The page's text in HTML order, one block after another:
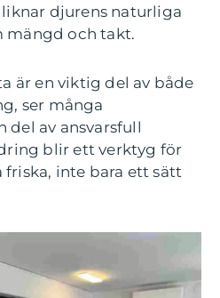
djurens naturliga
mängd och takt.
är en viktig del av både
ser många
del av ansvarsfull
blir ett verktyg för
inte bara ett sätt